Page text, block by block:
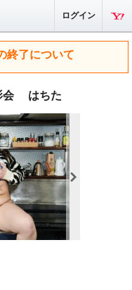
ログイン
終了について
会 はちた